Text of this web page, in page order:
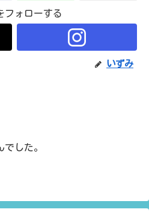
フォローする
いずみ
した。